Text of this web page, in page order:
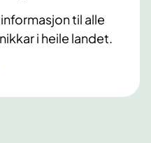
til alle
i heile landet.